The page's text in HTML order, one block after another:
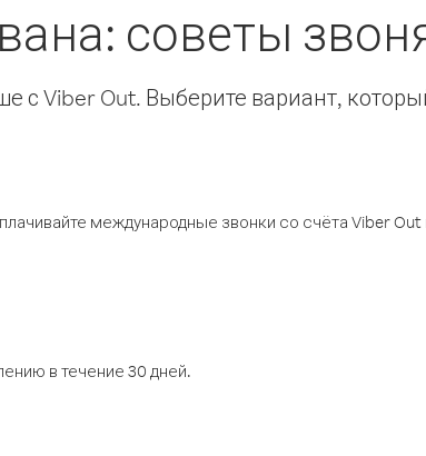
советы
с Viber Out. Выберите вариант,
международные звонки со счёта Viber
в течение 30 дней.